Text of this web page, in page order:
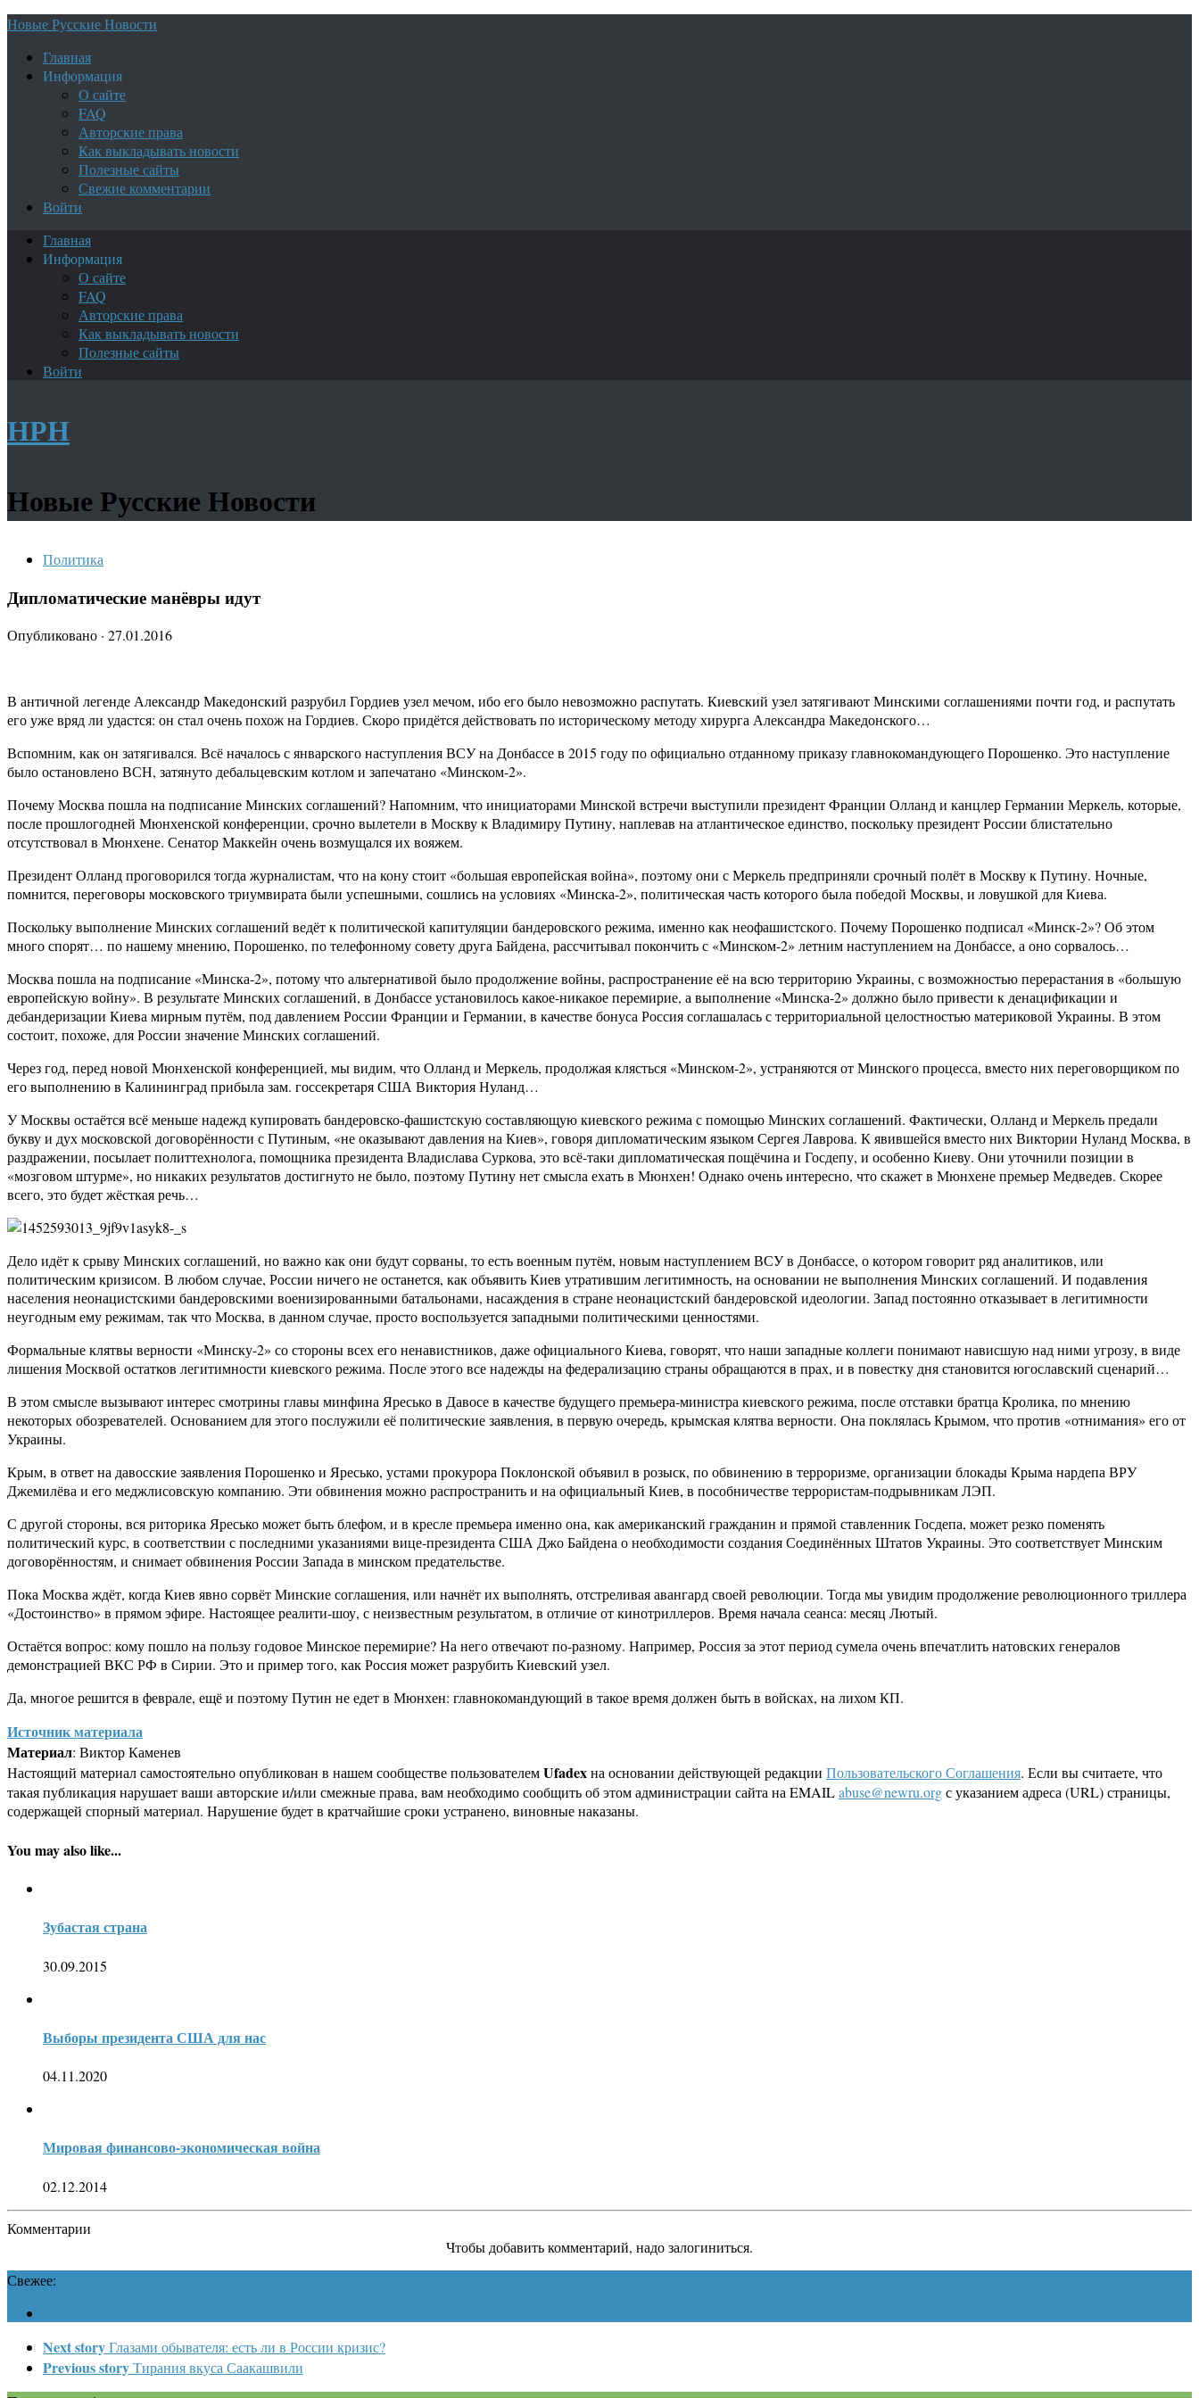
Новые Русские Новости
Главная
Информация
О сайте
FAQ
Авторские права
Как выкладывать новости
Полезные сайты
Свежие комментарии
Войти
Главная
Информация
О сайте
FAQ
Авторские права
Как выкладывать новости
Полезные сайты
Войти
НРН
Новые Русские Новости
Политика
Дипломатические манёвры идут
Опубликовано · 27.01.2016
В античной легенде Александр Македонский разрубил Гордиев узел мечом, ибо его было невозможно распутать. Киевский узел затягивают Минскими соглашениями почти год, и распутать
его уже вряд ли удастся: он стал очень похож на Гордиев. Скоро придётся действовать по историческому методу хирурга Александра Македонского…
Вспомним, как он затягивался. Всё началось с январского наступления ВСУ на Донбассе в 2015 году по официально отданному приказу главнокомандующего Порошенко. Это наступление
было остановлено ВСН, затянуто дебальцевским котлом и запечатано «Минском-2».
Почему Москва пошла на подписание Минских соглашений? Напомним, что инициаторами Минской встречи выступили президент Франции Олланд и канцлер Германии Меркель, которые,
после прошлогодней Мюнхенской конференции, срочно вылетели в Москву к Владимиру Путину, наплевав на атлантическое единство, поскольку президент России блистательно
отсутствовал в Мюнхене. Сенатор Маккейн очень возмущался их вояжем.
Президент Олланд проговорился тогда журналистам, что на кону стоит «большая европейская война», поэтому они с Меркель предприняли срочный полёт в Москву к Путину. Ночные,
помнится, переговоры московского триумвирата были успешными, сошлись на условиях «Минска-2», политическая часть которого была победой Москвы, и ловушкой для Киева.
Поскольку выполнение Минских соглашений ведёт к политической капитуляции бандеровского режима, именно как неофашистского. Почему Порошенко подписал «Минск-2»? Об этом
много спорят… по нашему мнению, Порошенко, по телефонному совету друга Байдена, рассчитывал покончить с «Минском-2» летним наступлением на Донбассе, а оно сорвалось…
Москва пошла на подписание «Минска-2», потому что альтернативой было продолжение войны, распространение её на всю территорию Украины, с возможностью перерастания в «большую
европейскую войну». В результате Минских соглашений, в Донбассе установилось какое-никакое перемирие, а выполнение «Минска-2» должно было привести к денацификации и
дебандеризации Киева мирным путём, под давлением России Франции и Германии, в качестве бонуса Россия соглашалась с территориальной целостностью материковой Украины. В этом
состоит, похоже, для России значение Минских соглашений.
Через год, перед новой Мюнхенской конференцией, мы видим, что Олланд и Меркель, продолжая клясться «Минском-2», устраняются от Минского процесса, вместо них переговорщиком по
его выполнению в Калининград прибыла зам. госсекретаря США Виктория Нуланд…
У Москвы остаётся всё меньше надежд купировать бандеровско-фашистскую составляющую киевского режима с помощью Минских соглашений. Фактически, Олланд и Меркель предали
букву и дух московской договорённости с Путиным, «не оказывают давления на Киев», говоря дипломатическим языком Сергея Лаврова. К явившейся вместо них Виктории Нуланд Москва, в
раздражении, посылает политтехнолога, помощника президента Владислава Суркова, это всё-таки дипломатическая пощёчина и Госдепу, и особенно Киеву. Они уточнили позиции в
«мозговом штурме», но никаких результатов достигнуто не было, поэтому Путину нет смысла ехать в Мюнхен! Однако очень интересно, что скажет в Мюнхене премьер Медведев. Скорее
всего, это будет жёсткая речь…
Дело идёт к срыву Минских соглашений, но важно как они будут сорваны, то есть военным путём, новым наступлением ВСУ в Донбассе, о котором говорит ряд аналитиков, или
политическим кризисом. В любом случае, России ничего не останется, как объявить Киев утратившим легитимность, на основании не выполнения Минских соглашений. И подавления
населения неонацистскими бандеровскими военизированными батальонами, насаждения в стране неонацистский бандеровской идеологии. Запад постоянно отказывает в легитимности
неугодным ему режимам, так что Москва, в данном случае, просто воспользуется западными политическими ценностями.
Формальные клятвы верности «Минску-2» со стороны всех его ненавистников, даже официального Киева, говорят, что наши западные коллеги понимают нависшую над ними угрозу, в виде
лишения Москвой остатков легитимности киевского режима. После этого все надежды на федерализацию страны обращаются в прах, и в повестку дня становится югославский сценарий…
В этом смысле вызывают интерес смотрины главы минфина Яресько в Давосе в качестве будущего премьера-министра киевского режима, после отставки братца Кролика, по мнению
некоторых обозревателей. Основанием для этого послужили её политические заявления, в первую очередь, крымская клятва верности. Она поклялась Крымом, что против «отнимания» его от
Украины.
Крым, в ответ на давосские заявления Порошенко и Яресько, устами прокурора Поклонской объявил в розыск, по обвинению в терроризме, организации блокады Крыма нардепа ВРУ
Джемилёва и его меджлисовскую компанию. Эти обвинения можно распространить и на официальный Киев, в пособничестве террористам-подрывникам ЛЭП.
С другой стороны, вся риторика Яресько может быть блефом, и в кресле премьера именно она, как американский гражданин и прямой ставленник Госдепа, может резко поменять
политический курс, в соответствии с последними указаниями вице-президента США Джо Байдена о необходимости создания Соединённых Штатов Украины. Это соответствует Минским
договорённостям, и снимает обвинения России Запада в минском предательстве.
Пока Москва ждёт, когда Киев явно сорвёт Минские соглашения, или начнёт их выполнять, отстреливая авангард своей революции. Тогда мы увидим продолжение революционного триллера
«Достоинство» в прямом эфире. Настоящее реалити-шоу, с неизвестным результатом, в отличие от кинотриллеров. Время начала сеанса: месяц Лютый.
Остаётся вопрос: кому пошло на пользу годовое Минское перемирие? На него отвечают по-разному. Например, Россия за этот период сумела очень впечатлить натовских генералов
демонстрацией ВКС РФ в Сирии. Это и пример того, как Россия может разрубить Киевский узел.
Да, многое решится в феврале, ещё и поэтому Путин не едет в Мюнхен: главнокомандующий в такое время должен быть в войсках, на лихом КП.
Источник материала
Материал: Виктор Каменев
Настоящий материал самостоятельно опубликован в нашем сообществе пользователемUfadexна основании действующей редакции Пользовательского Соглашения. Если вы считаете, что
такая публикация нарушает ваши авторские и/или смежные права, вам необходимо сообщить об этом администрации сайта на EMAILabuse@newru.orgс указанием адреса (URL) страницы,
содержащей спорный материал. Нарушение будет в кратчайшие сроки устранено, виновные наказаны.
You may also like...
Зубастая страна
30.09.2015
Выборы президента США для нас
04.11.2020
Мировая финансово-экономическая война
02.12.2014
Комментарии
Чтобы добавить комментарий, надо залогиниться.
Свежее:
Next storyГлазами обывателя: есть ли в России кризис?
Previous storyТирания вкуса Саакашвили